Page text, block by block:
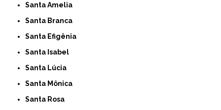
Santa Amelia
Santa Branca
Santa Efigênia
Santa Isabel
Santa Lúcia
Santa Mônica
Santa Rosa